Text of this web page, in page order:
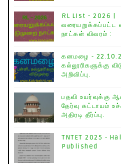
RL List - 2026 |
வரையறுக்கப்பட்ட
நாட்கள் விவரம் :
கனமழை -
கல்லூரிகளுக்கு
அறிவிப்பு.
பதவி உயர்வுக்கு
தேர்வு கட்டாயம்
அதிரடி தீர்ப்பு.
TNTET 2025 -
Published